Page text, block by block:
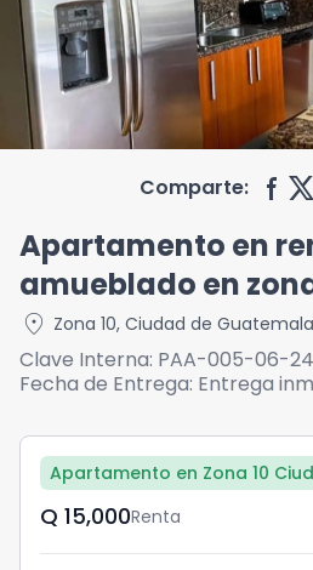
Comparte:
Apartamento en
amueblado en
location_on Zona 10, Ciudad de Guatemala
Clave Interna: PAA-005-06-24
Fecha de Entrega: Entrega
Apartamento en Zona 10
Q	15,000Renta